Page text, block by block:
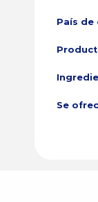
País de
Se